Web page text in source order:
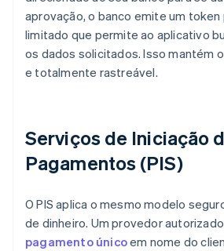
aprovação, o banco emite um
limitado que permite ao aplicativo
os dados solicitados. Isso mantém
e totalmente rastreável.
Serviços de Iniciação
Pagamentos (PIS)
O PIS aplica o mesmo modelo
de dinheiro. Um provedor
pagamento únicoem nome do